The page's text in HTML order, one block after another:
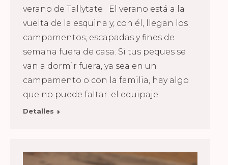
verano de Tallytate El verano está a la
vuelta de la esquina y, con él, llegan los
campamentos, escapadas y fines de
semana fuera de casa. Si tus peques se
van a dormir fuera, ya sea en un
campamento o con la familia, hay algo
que no puede faltar: el equipaje…
Detalles